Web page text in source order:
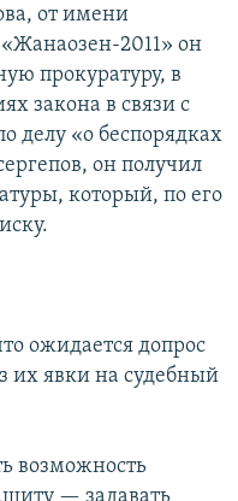
от имени
2011» он
прокуратуру, в
закона в связи с
делу «о беспорядках
он получил
который, по его
ожидается допрос
их явки на судебный
возможность